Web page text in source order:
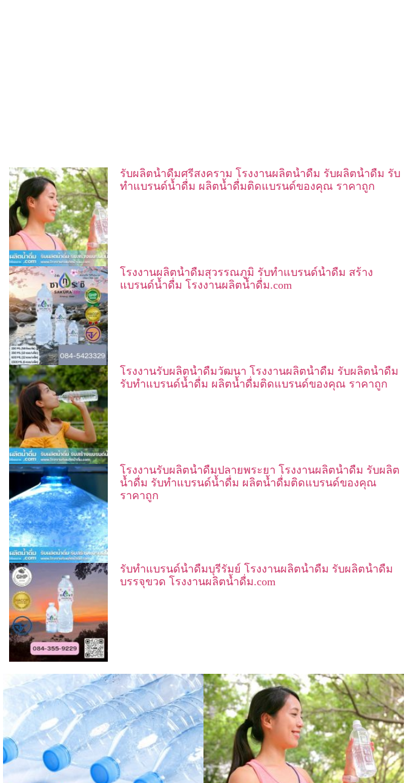
รับผลิตน้ำดื่มศรีสงคราม โรงงานผลิตน้ำดื่ม รับผลิตน้ำดื่ม รับ
ทำแบรนด์น้ำดื่ม ผลิตน้ำดื่มติดแบรนด์ของคุณ ราคาถูก
โรงงานผลิตน้ำดื่มสุวรรณภูมิ รับทำแบรนด์น้ำดื่ม สร้าง
แบรนด์น้ำดื่ม โรงงานผลิตน้ำดื่ม.com
โรงงานรับผลิตน้ำดื่มวัฒนา โรงงานผลิตน้ำดื่ม รับผลิตน้ำดื่ม
รับทำแบรนด์น้ำดื่ม ผลิตน้ำดื่มติดแบรนด์ของคุณ ราคาถูก
โรงงานรับผลิตน้ำดื่มปลายพระยา โรงงานผลิตน้ำดื่ม รับผลิต
น้ำดื่ม รับทำแบรนด์น้ำดื่ม ผลิตน้ำดื่มติดแบรนด์ของคุณ
ราคาถูก
รับทำแบรนด์น้ำดื่มบุรีรัมย์ โรงงานผลิตน้ำดื่ม รับผลิตน้ำดื่ม
บรรจุขวด โรงงานผลิตน้ำดื่ม.com